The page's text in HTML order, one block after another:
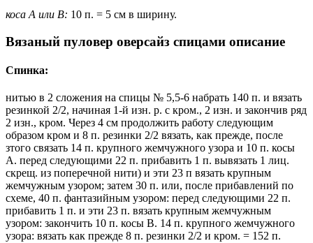
коса А или В: 10 п. = 5 см в ширину.
Вязаный пуловер оверсайз спицами описание
Спинка:
нитью в 2 сложения на спицы № 5,5-6 набрать 140 п. и вязать
резинкой 2/2, начиная 1-й изн. р. с кром., 2 изн. и закончив ряд
2 изн., кром. Через 4 см продолжить работу следующим
образом кром и 8 п. резинки 2/2 вязать, как прежде, после
зтого связать 14 п. крупного жемчужного узора и 10 п. косы
А. перед следующими 22 п. прибавить 1 п. вывязать 1 лиц.
скрещ. из поперечной нити) и эти 23 п вязать крупным
жемчужным узором; затем 30 п. или, после прибавлений по
схеме, 40 п. фантазийным узором: перед следующими 22 п.
прибавить 1 п. и эти 23 п. вязать крупным жемчужным
узором: закончить 10 п. косы В. 14 п. крупного жемчужного
узора: вязать как прежде 8 п. резинки 2/2 и кром. = 152 п.